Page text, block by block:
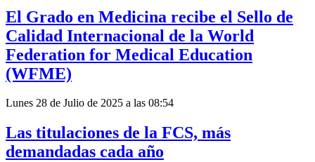
El Grado en Medicina recibe el Sello de
Calidad Internacional de la World
Federation for Medical Education
(WFME)
Lunes 28 de Julio de 2025 a las 08:54
Las titulaciones de la FCS, más
demandadas cada año